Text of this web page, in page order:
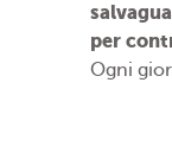
per
Ogni